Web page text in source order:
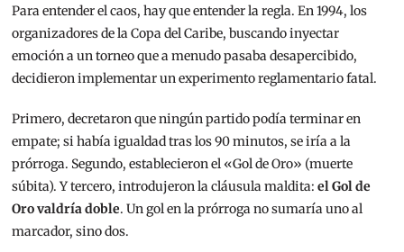
Para entender el caos, hay que entender la regla. En 1994, los
organizadores de la Copa del Caribe, buscando inyectar
emoción a un torneo que a menudo pasaba desapercibido,
decidieron implementar un experimento reglamentario fatal.
Primero, decretaron que ningún partido podía terminar en
empate; si había igualdad tras los 90 minutos, se iría a la
prórroga. Segundo, establecieron el «Gol de Oro» (muerte
súbita). Y tercero, introdujeron la cláusula maldita:el Gol de
Oro valdría doble. Un gol en la prórroga no sumaría uno al
marcador, sino dos.